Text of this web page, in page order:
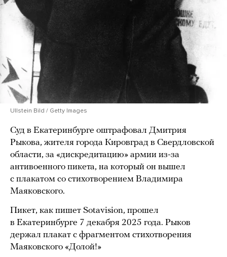
Ullstein Bild / Getty Images
Суд в Екатеринбурге оштрафовал Дмитрия
Рыкова, жителя города Кировград в Свердловской
области, за «дискредитацию» армии из-за
антивоенного пикета, на который он вышел
с плакатом со стихотворением Владимира
Маяковского.
Пикет, как пишет Sotavision, прошел
в Екатеринбурге 7 декабря 2025 года. Рыков
держал плакат с фрагментом стихотворения
Маяковского «Долой!»